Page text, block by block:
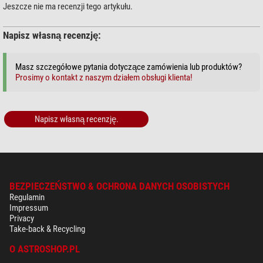
Jeszcze nie ma recenzji tego artykułu.
Napisz własną recenzję:
Masz szczegółowe pytania dotyczące zamówienia lub produktów?
Prosimy o kontakt z naszym działem obsługi klienta!
Napisz własną recenzję.
BEZPIECZEŃSTWO & OCHRONA DANYCH OSOBISTYCH
Regulamin
Impressum
Privacy
Take-back & Recycling
O ASTROSHOP.PL